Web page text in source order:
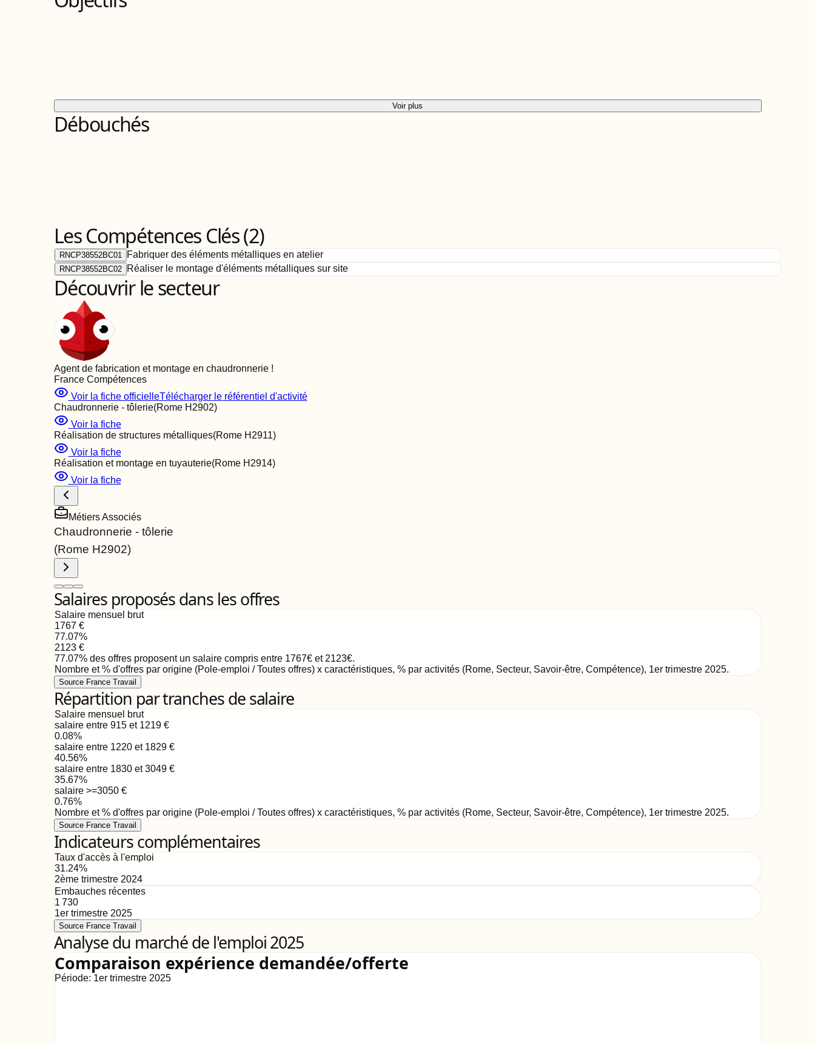
Voir plus
Débouchés
Les Compétences Clés (2)
RNCP38552BC01 Fabriquer des éléments métalliques en atelier
RNCP38552BC02 Réaliser le montage d'éléments métalliques sur site
Découvrir le secteur
Agent de fabrication et montage en chaudronnerie!
France Compétences
Voir la fiche officielleTélécharger le référentiel d'activité
Chaudronnerie - tôlerie(Rome H2902)
Voir la fiche
Réalisation de structures métalliques(Rome H2911)
Voir la fiche
Réalisation et montage en tuyauterie(Rome H2914)
Voir la fiche
Métiers Associés
Chaudronnerie - tôlerie
(Rome H2902)
Salaires proposés dans les offres
Salaire mensuel brut
1767 €
77.07%
2123€
77.07% des offres proposent un salaire compris entre 1767€et 2123€.
Nombre et % d'offres par origine (Pole-emploi / Toutes offres) x caractéristiques, % par activités (Rome, Secteur, Savoir-être, Compétence), 1er trimestre 2025.
Source France Travail
Répartition par tranches de salaire
Salaire mensuel brut
salaire entre 915 et 1219€
0.08%
salaire entre 1220 et 1829€
40.56%
salaire entre 1830 et 3049€
35.67%
salaire >=3050€
0.76%
Nombre et % d'offres par origine (Pole-emploi / Toutes offres) x caractéristiques, % par activités (Rome, Secteur, Savoir-être, Compétence), 1er trimestre 2025.
Source France Travail
Indicateurs complémentaires
Taux d'accès à l'emploi
31.24%
2ème trimestre 2024
Embauches récentes
1 730
1er trimestre 2025
Source France Travail
Analyse du marché de l'emploi 2025
Comparaison expérience demandée/offerte
Période: 1er trimestre 2025